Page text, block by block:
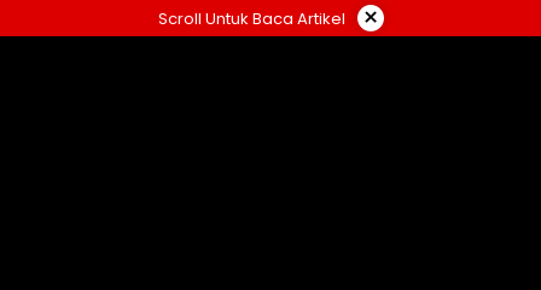
ke
Scroll Untuk Baca Artikel ×